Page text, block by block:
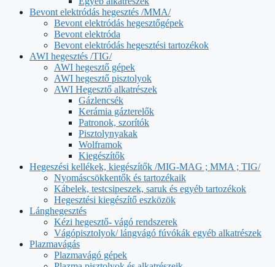
Bevont elektródás hegesztés /MMA/
Bevont elektródás hegesztőgépek
Bevont elektróda
Bevont elektródás hegesztési tartozékok
AWI hegesztés /TIG/
AWI hegesztő gépek
AWI hegesztő pisztolyok
AWI Hegesztő alkatrészek
Gázlencsék
Kerámia gázterelők
Patronok, szorítók
Pisztolynyakak
Wolframok
Kiegészítők
Hegeszési kellékek, kiegészítők /MIG-MAG ; MMA ; TIG/
Nyomáscsökkentők és tartozékaik
Kábelek, testcsipeszek, saruk és egyéb tartozékok
Hegesztési kiegészítő eszközök
Lánghegesztés
Kézi hegesztő- vágó rendszerek
Vágópisztolyok/ lángvágó fúvókák egyéb alkatrészek
Plazmavágás
Plazmavágó gépek